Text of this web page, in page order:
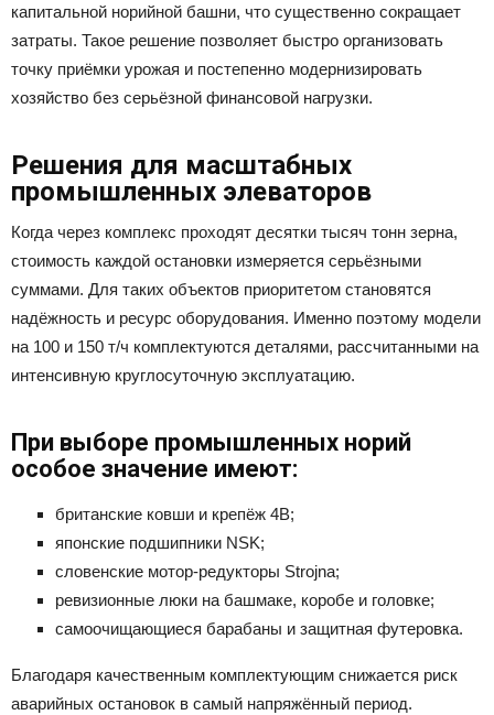
капитальной норийной башни, что существенно сокращает
затраты. Такое решение позволяет быстро организовать
точку приёмки урожая и постепенно модернизировать
хозяйство без серьёзной финансовой нагрузки.
Решения для масштабных
промышленных элеваторов
Когда через комплекс проходят десятки тысяч тонн зерна,
стоимость каждой остановки измеряется серьёзными
суммами. Для таких объектов приоритетом становятся
надёжность и ресурс оборудования. Именно поэтому модели
на 100 и 150 т/ч комплектуются деталями, рассчитанными на
интенсивную круглосуточную эксплуатацию.
При выборе промышленных норий
особое значение имеют:
британские ковши и крепёж 4B;
японские подшипники NSK;
словенские мотор-редукторы Strojna;
ревизионные люки на башмаке, коробе и головке;
самоочищающиеся барабаны и защитная футеровка.
Благодаря качественным комплектующим снижается риск
аварийных остановок в самый напряжённый период.